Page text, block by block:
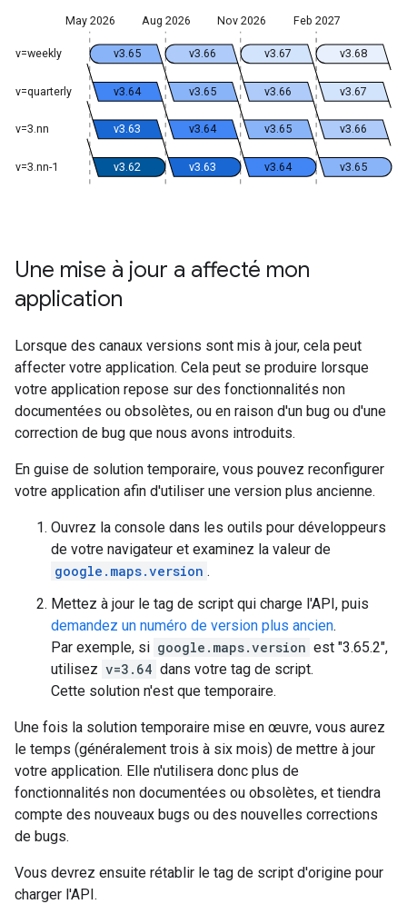
v=weekly
v=quarterly
v=3.nn
v=3.nn-1
May 2026 Aug 2026 Nov 2026 Feb 2027
v3.62
v3.63
v3.63
v3.64
v3.64
v3.64
v3.65
v3.65
v3.65
v3.65
v3.66
v3.66
v3.66
v3.67
v3.67
v3.68
Une mise à jour a affecté mon
application
Lorsque des canaux versions sont mis à jour, cela peut
affecter votre application. Cela peut se produire lorsque
votre application repose sur des fonctionnalités non
documentées ou obsolètes, ou en raison d'un bug ou d'une
correction de bug que nous avons introduits.
En guise de solution temporaire, vous pouvez reconfigurer
votre application afin d'utiliser une version plus ancienne.
Ouvrez la console dans les outils pour développeurs
de votre navigateur et examinez la valeur de
google.maps.version .
Mettez à jour le tag de script qui charge l'API, puis
demandez un numéro de version plus ancien.
Par exemple, si google.maps.version est "3.65.2",
utilisez v=3.64 dans votre tag de script.
Cette solution n'est que temporaire.
Une fois la solution temporaire mise en œuvre, vous aurez
le temps (généralement trois à six mois) de mettre à jour
votre application. Elle n'utilisera donc plus de
fonctionnalités non documentées ou obsolètes, et tiendra
compte des nouveaux bugs ou des nouvelles corrections
de bugs.
Vous devrez ensuite rétablir le tag de script d'origine pour
charger l'API.